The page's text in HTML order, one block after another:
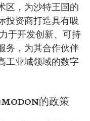
区，为沙特王国的
投资商打造具有吸
于开发创新、可持
务，为其合作伙伴
工业城领域的数字
的政策